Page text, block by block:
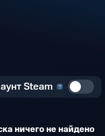
Steam
ничего не найдено